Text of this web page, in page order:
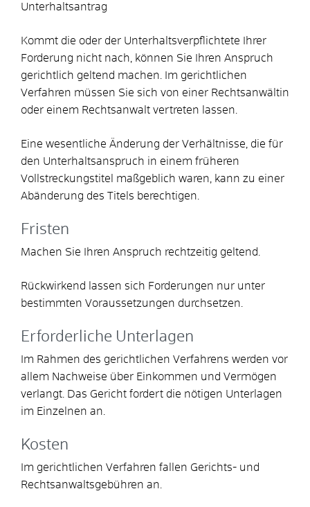
Unterhaltsantrag
Kommt die oder der Unterhaltsverpflichtete Ihrer
Forderung nicht nach, können Sie Ihren Anspruch
gerichtlich geltend machen. Im gerichtlichen
Verfahren müssen Sie sich von einer Rechtsanwältin
oder einem Rechtsanwalt vertreten lassen.
Eine wesentliche Änderung der Verhältnisse, die für
den Unterhaltsanspruch in einem früheren
Vollstreckungstitel maßgeblich waren, kann zu einer
Abänderung des Titels berechtigen.
Fristen
Machen Sie Ihren Anspruch rechtzeitig geltend.
Rückwirkend lassen sich Forderungen nur unter
bestimmten Voraussetzungen durchsetzen.
Erforderliche Unterlagen
Im Rahmen des gerichtlichen Verfahrens werden vor
allem Nachweise über Einkommen und Vermögen
verlangt. Das Gericht fordert die nötigen Unterlagen
im Einzelnen an.
Kosten
Im gerichtlichen Verfahren fallen Gerichts- und
Rechtsanwaltsgebühren an.